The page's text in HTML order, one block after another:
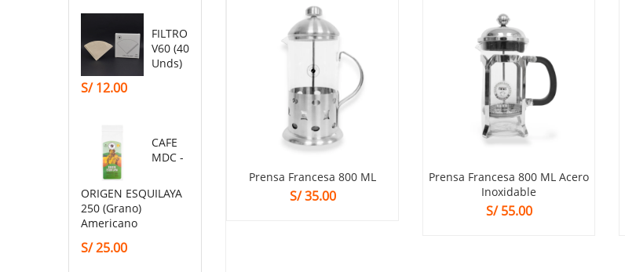
FILTRO
V60 (40
Unds)
S/12.00
CAFE
MDC -
ORIGEN ESQUILAYA
250 (grano)
Americano
S/25.00
Prensa Francesa 800 ML
S/35.00
Prensa Francesa 800 ML Acero
Inoxidable
S/55.00